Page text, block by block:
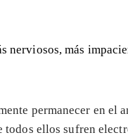
nerviosos, más
permanecer en el
todos ellos sufren